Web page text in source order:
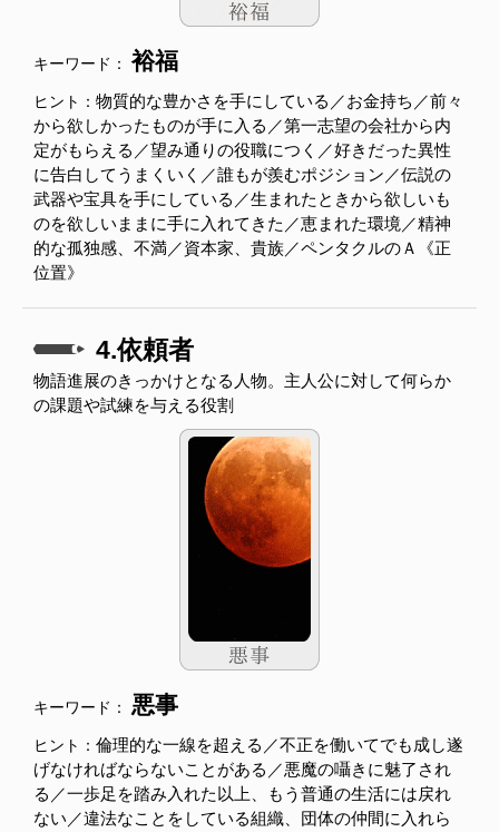
キーワード：裕福
ヒント： 物質的な豊かさを手にしている／お金持ち／前々
から欲しかったものが手に入る／第一志望の会社から内
定がもらえる／望み通りの役職につく／好きだった異性
に告白してうまくいく／誰もが羨むポジション／伝説の
武器や宝具を手にしている／生まれたときから欲しいも
のを欲しいままに手に入れてきた／恵まれた環境／精神
的な孤独感、不満／資本家、貴族／ペンタクルのＡ《正
位置》
4.依頼者
物語進展のきっかけとなる人物。主人公に対して何らか
の課題や試練を与える役割
キーワード： 悪事
ヒント： 倫理的な一線を超える／不正を働いてでも成し遂
げなければならないことがある／悪魔の囁きに魅了され
る／一歩足を踏み入れた以上、もう普通の生活には戻れ
ない／違法なことをしている組織、団体の仲間に入れら